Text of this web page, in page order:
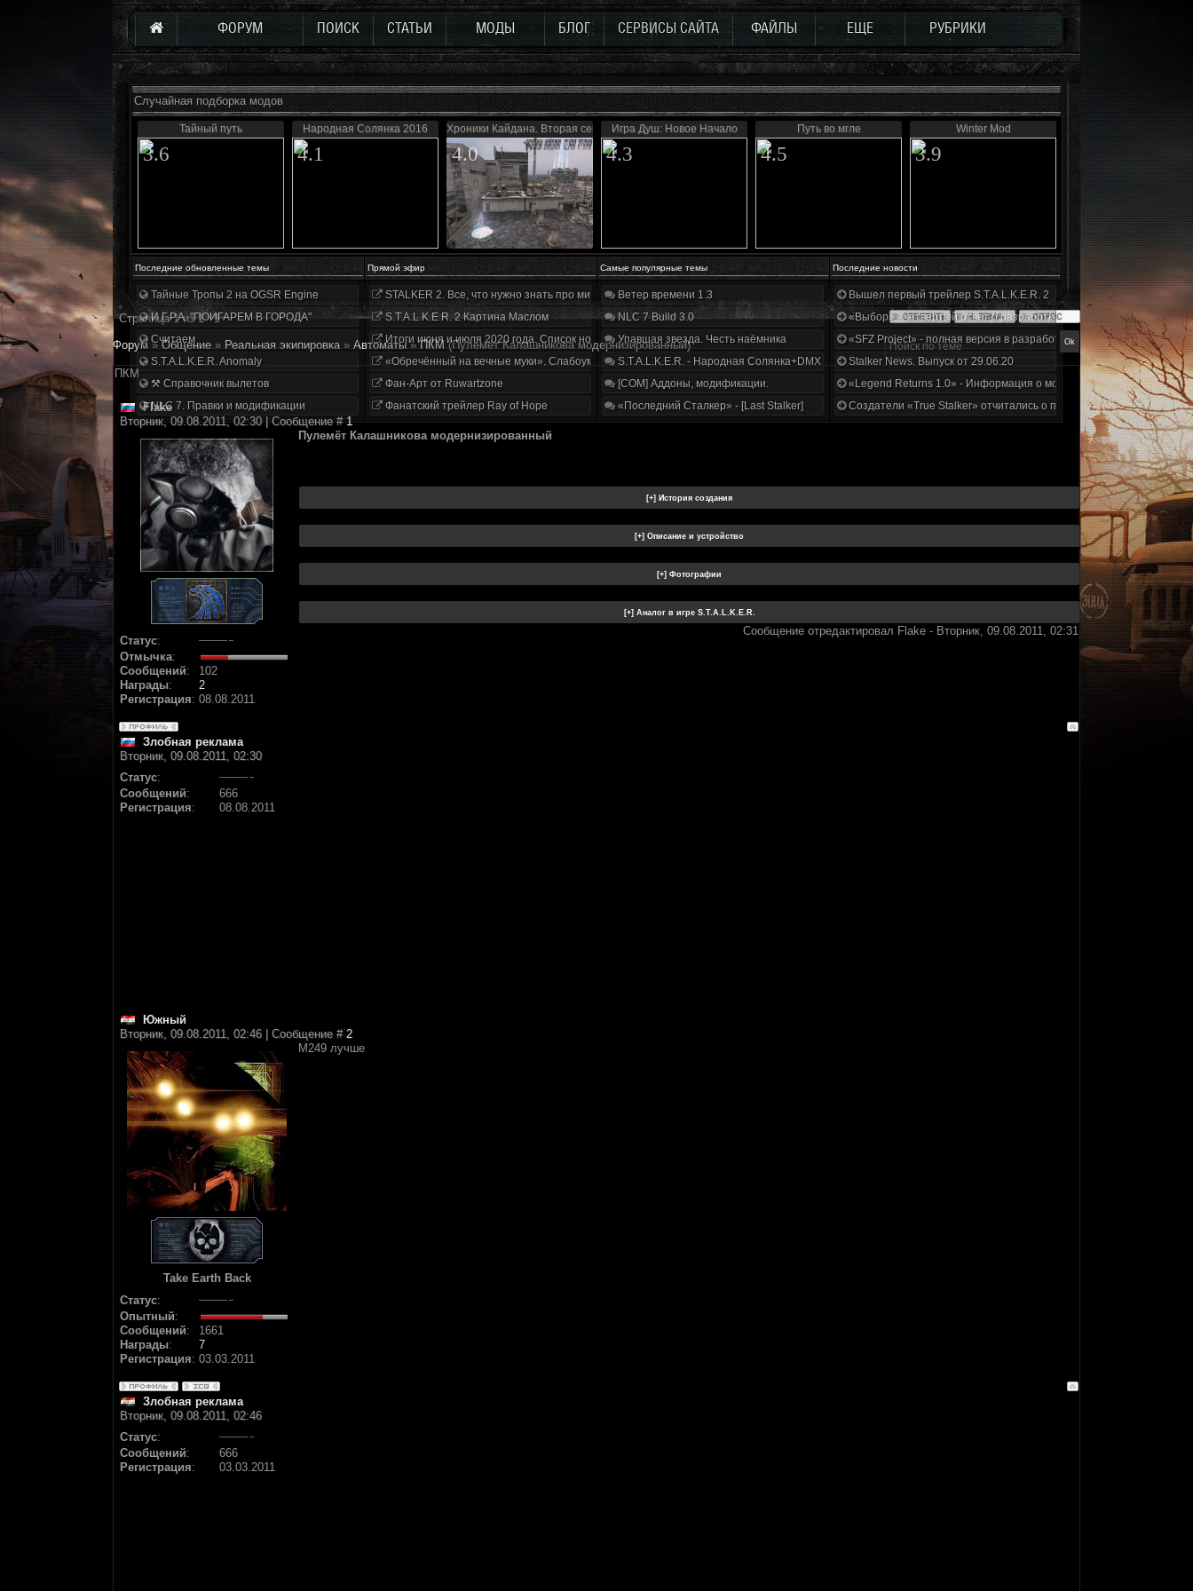
ФОРУМ ПОИСК СТАТЬИ МОДЫ БЛОГ СЕРВИСЫ САЙТА ФАЙЛЫ ЕЩЕ РУБРИКИ
Случайная подборка модов
Тайный путь
3.6
Народная Солянка 2016
4.1
Хроники Кайдана. Вторая серия
4.0
Игра Душ: Новое Начало
4.3
Путь во мгле
4.5
Winter Mod
3.9
Последние обновленные темы Прямой эфир Самые популярные темы Последние новости
Тайные Тропы 2 на OGSR Engine
И.Г.Р.А. "ПОИГАРЕМ В ГОРОДА"
Считаем
S.T.A.L.K.E.R. Anomaly
⚒ Справочник вылетов
NLC 7. Правки и модификации
STALKER 2. Все, что нужно знать про мир, геймплей и сюжет | Разбор трейлера
S.T.A.L.K.E.R. 2 Картина Маслом
Итоги июня и июля 2020 года. Список нововведений
«Обречённый на вечные муки». Слабоумие и отвага
Фан-Арт от Ruwartzone
Фанатский трейлер Ray of Hope
Ветер времени 1.3
NLC 7 Build 3.0
Упавшая звезда. Честь наёмника
S.T.A.L.K.E.R. - Народная Солянка+DMX 1.3.5.ООП.МА.К.
[COM] Аддоны, модификации.
«Последний Сталкер» - [Last Stalker]
Вышел первый трейлер S.T.A.L.K.E.R. 2
«Выбор» - четвертый отчет о разработке!
«SFZ Project» - полная версия в разработке!
Stalker News. Выпуск от 29.06.20
«Legend Returns 1.0» - Информация о моде за июнь 2020
Создатели «True Stalker» отчитались о проделанной работе
Страница1из1
1
Форум » Общение » Реальная экипировка » Автоматы » ПКМ (Пулемёт Калашникова модернизированный)
ПКМ
Flake
Вторник, 09.08.2011, 02:30 | Сообщение #1
Статус:
Отмычка:
Сообщений:
102
Награды:
2
Регистрация: 08.08.2011
Пулемёт Калашникова модернизированный
Сообщение отредактировал Flake - Вторник, 09.08.2011, 02:31
Злобная реклама
Вторник, 09.08.2011, 02:30
Статус:
Сообщений:
666
Регистрация: 08.08.2011
Южный
Вторник, 09.08.2011, 02:46 | Сообщение # 2
Take Earth Back
Статус:
Опытный:
Сообщений:
1661
Награды:
7
Регистрация: 03.03.2011
M249 лучше
Злобная реклама
Вторник, 09.08.2011, 02:46
Статус:
Сообщений:
666
Регистрация: 03.03.2011